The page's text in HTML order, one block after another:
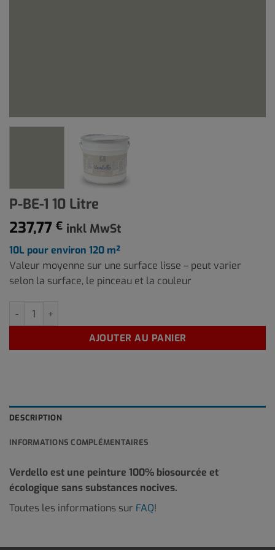
P-BE-1 10 Litre
237,77 € inkl MwSt
10L pour environ 120 m²
Valeur moyenne sur une surface lisse – peut varier
selon la surface, le pinceau et la couleur
quantité de P-BE-1 10 Litre
AJOUTER AU PANIER
DESCRIPTION
INFORMATIONS COMPLÉMENTAIRES
Verdello est une peinture 100% biosourcée et
écologique sans substances nocives.
Toutes les informations sur FAQ!